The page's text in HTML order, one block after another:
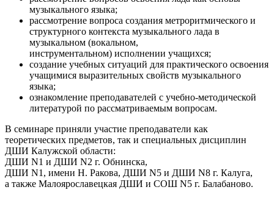
музыкального языка;
рассмотрение вопроса создания метроритмического и
структурного контекста музыкального лада в
музыкальном (вокальном,
инструментальном) исполнении учащихся;
создание учебных ситуаций для практического освоения
учащимися выразительных свойств музыкального
языка;
ознакомление преподавателей с учебно-методической
литературой по рассматриваемым вопросам.
В семинаре приняли участие преподаватели как
теоретических предметов, так и специальных дисциплин
ДШИ Калужской области:
ДШИ N1 и ДШИ N2 г. Обнинска,
ДШИ N1, имени Н. Ракова, ДШИ N5 и ДШИ N8 г. Калуга,
а также Малоярославецкая ДШИ и СОШ N5 г. Балабаново.